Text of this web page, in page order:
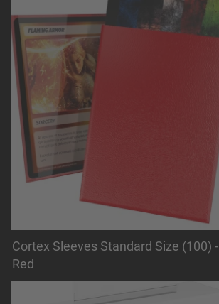
Cortex Sleeves Standard Size (100) -
Red